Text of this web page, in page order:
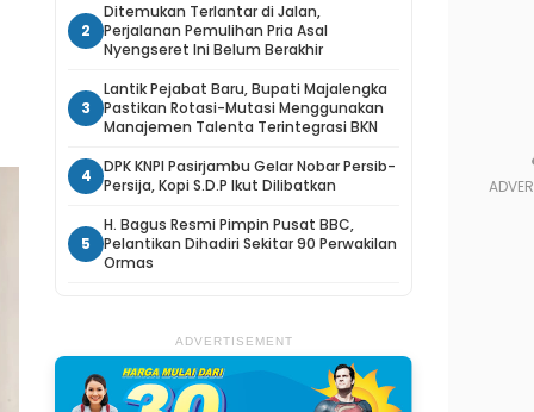
2
Ditemukan Terlantar di Jalan,
Perjalanan Pemulihan Pria Asal
Nyengseret Ini Belum Berakhir
3
Lantik Pejabat Baru, Bupati Majalengka
Pastikan Rotasi-Mutasi Menggunakan
Manajemen Talenta Terintegrasi BKN
4
DPK KNPI Pasirjambu Gelar Nobar Persib-
Persija, Kopi S.D.P Ikut Dilibatkan
5
H. Bagus Resmi Pimpin Pusat BBC,
Pelantikan Dihadiri Sekitar 90 Perwakilan
Ormas
ADVERTISEMENT